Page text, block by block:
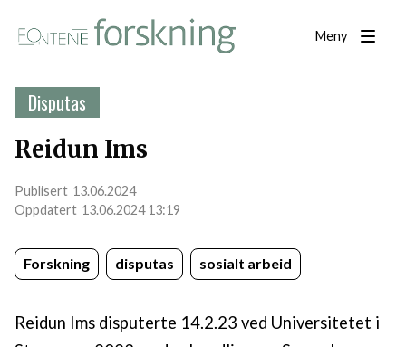
Meny
Disputas
Reidun Ims
13.06.2024
13.06.2024 13:19
Forskning disputas sosialt arbeid
Reidun Ims disputerte 14.2.23 ved Universitetet i